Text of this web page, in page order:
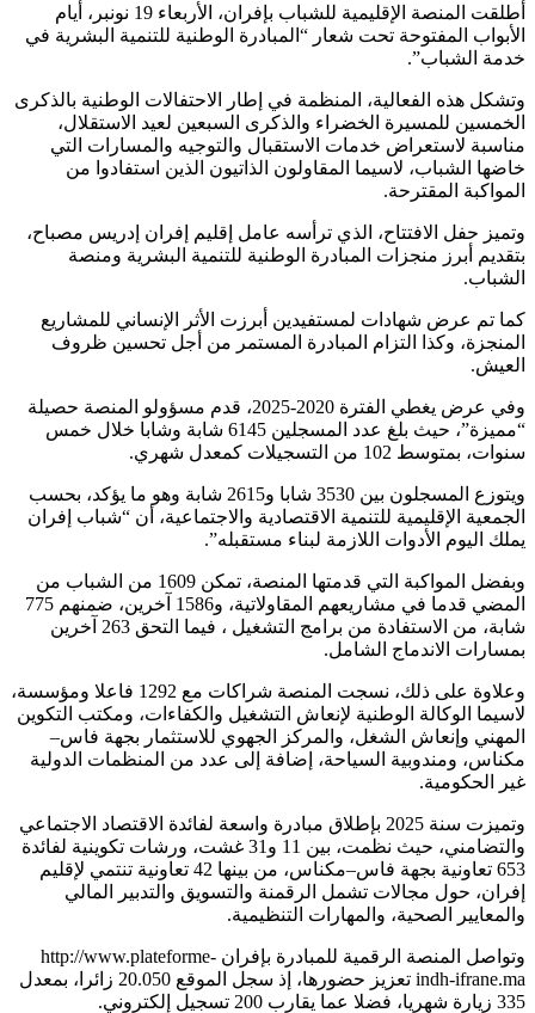
أطلقت المنصة الإقليمية للشباب بإفران، الأربعاء 19 نونبر، أيام
الأبواب المفتوحة تحت شعار “المبادرة الوطنية للتنمية البشرية في
خدمة الشباب”.
وتشكل هذه الفعالية، المنظمة في إطار الاحتفالات الوطنية بالذكرى
الخمسين للمسيرة الخضراء والذكرى السبعين لعيد الاستقلال،
مناسبة لاستعراض خدمات الاستقبال والتوجيه والمسارات التي
خاضها الشباب، لاسيما المقاولون الذاتيون الذين استفادوا من
المواكبة المقترحة.
وتميز حفل الافتتاح، الذي ترأسه عامل إقليم إفران إدريس مصباح،
بتقديم أبرز منجزات المبادرة الوطنية للتنمية البشرية ومنصة
الشباب.
كما تم عرض شهادات لمستفيدين أبرزت الأثر الإنساني للمشاريع
المنجزة، وكذا التزام المبادرة المستمر من أجل تحسين ظروف
العيش.
وفي عرض يغطي الفترة 2020-2025، قدم مسؤولو المنصة حصيلة
“مميزة”، حيث بلغ عدد المسجلين 6145 شابة وشابا خلال خمس
سنوات، بمتوسط 102 من التسجيلات كمعدل شهري.
ويتوزع المسجلون بين 3530 شابا و2615 شابة وهو ما يؤكد، بحسب
الجمعية الإقليمية للتنمية الاقتصادية والاجتماعية، أن “شباب إفران
يملك اليوم الأدوات اللازمة لبناء مستقبله”.
وبفضل المواكبة التي قدمتها المنصة، تمكن 1609 من الشباب من
المضي قدما في مشاريعهم المقاولاتية، و1586 آخرين، ضمنهم 775
شابة، من الاستفادة من برامج التشغيل ، فيما التحق 263 آخرين
بمسارات الاندماج الشامل.
وعلاوة على ذلك، نسجت المنصة شراكات مع 1292 فاعلا ومؤسسة،
لاسيما الوكالة الوطنية لإنعاش التشغيل والكفاءات، ومكتب التكوين
المهني وإنعاش الشغل، والمركز الجهوي للاستثمار بجهة فاس–
مكناس، ومندوبية السياحة، إضافة إلى عدد من المنظمات الدولية
غير الحكومية.
وتميزت سنة 2025 بإطلاق مبادرة واسعة لفائدة الاقتصاد الاجتماعي
والتضامني، حيث نظمت، بين 11 و31 غشت، ورشات تكوينية لفائدة
653 تعاونية بجهة فاس–مكناس، من بينها 42 تعاونية تنتمي لإقليم
إفران، حول مجالات تشمل الرقمنة والتسويق والتدبير المالي
والمعايير الصحية، والمهارات التنظيمية.
وتواصل المنصة الرقمية للمبادرة بإفران http://www.plateforme-
indh-ifrane.ma تعزيز حضورها، إذ سجل الموقع 20.050 زائرا، بمعدل
335 زيارة شهريا، فضلا عما يقارب 200 تسجيل إلكتروني.